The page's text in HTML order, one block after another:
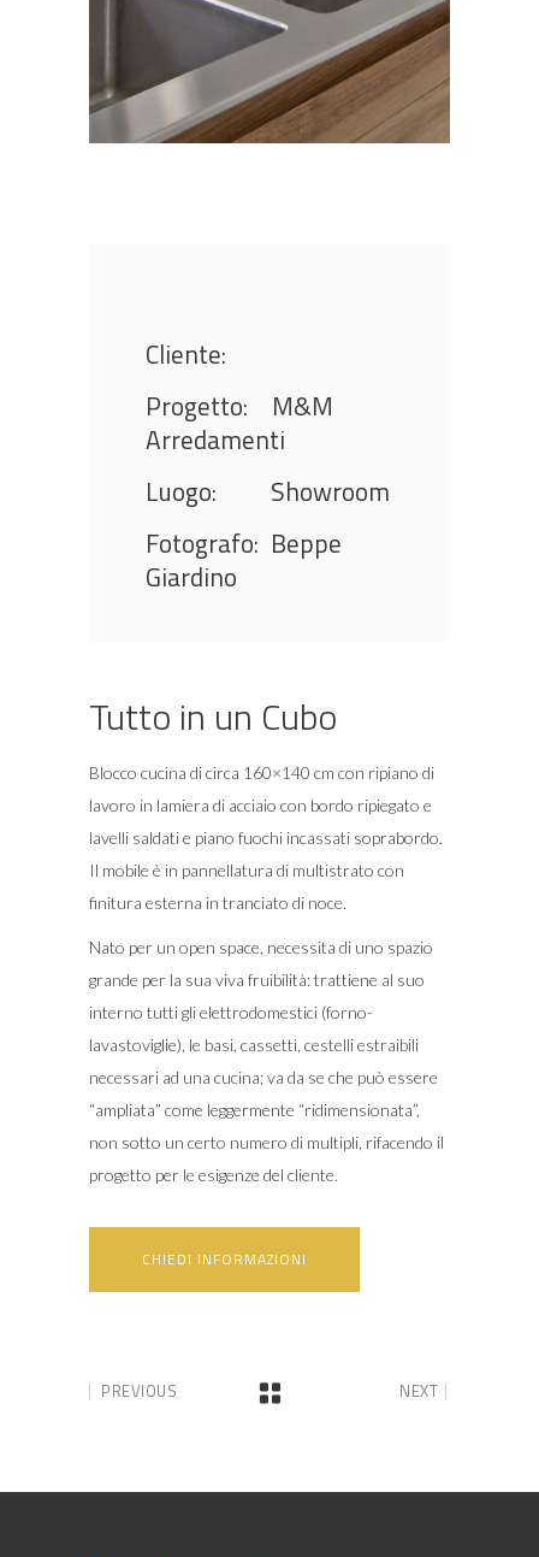
Cliente:
Progetto: M&M
Arredamenti
Luogo: Showroom
Fotografo: Beppe
Giardino
Tutto in un Cubo
Blocco cucina di circa 160×140 cm con ripiano di
lavoro in lamiera di acciaio con bordo ripiegato e
lavelli saldati e piano fuochi incassati soprabordo.
Il mobile è in pannellatura di multistrato con
finitura esterna in tranciato di noce.
Nato per un open space, necessita di uno spazio
grande per la sua viva fruibilità: trattiene al suo
interno tutti gli elettrodomestici (forno-
lavastoviglie), le basi, cassetti, cestelli estraibili
necessari ad una cucina; va da se che può essere
“ampliata” come leggermente “ridimensionata”,
non sotto un certo numero di multipli, rifacendo il
progetto per le esigenze del cliente.
CHIEDI INFORMAZIONI
PREVIOUS NEXT